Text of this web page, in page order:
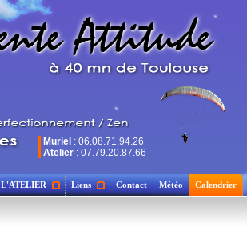
Muriel : 06.08.71.94.26
Atelier : 07.79.20.87.66
L'ATELIER Liens Contact Météo Calendrier